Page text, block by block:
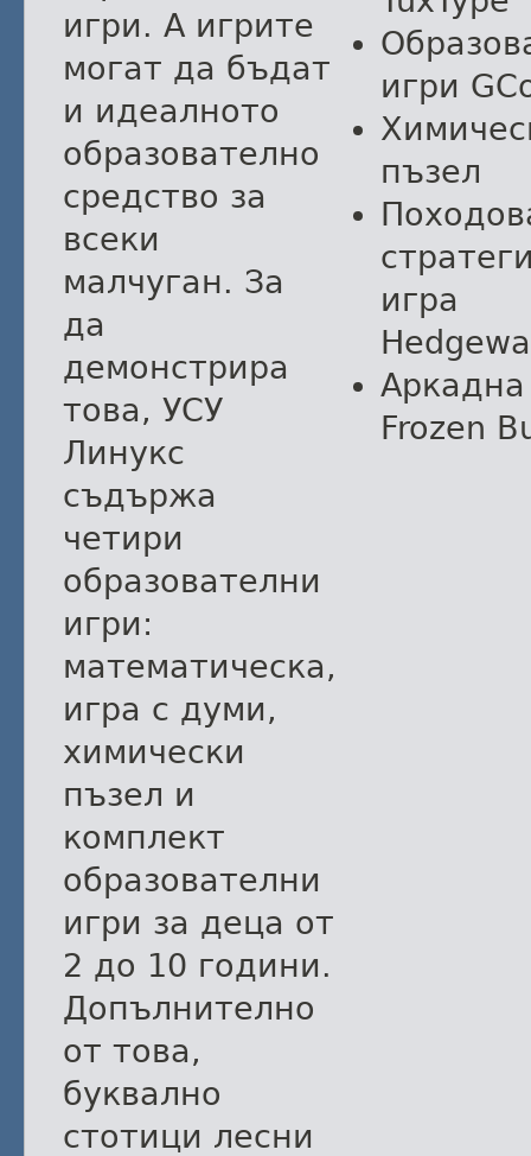
игри. А игрите
могат да бъдат
и идеалното
образователно
средство за
всеки
малчуган. За
да
демонстрира
това, УСУ
Линукс
съдържа
четири
образователни
игри:
математическа,
игра с думи,
химически
пъзел и
комплект
образователни
игри за деца от
2 до 10 години.
Допълнително
от това,
буквално
стотици лесни
игри
пъзел
игра
Frozen